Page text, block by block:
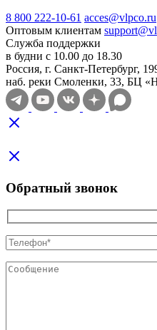
8 800 222-10-61 acces@vlpco.ru
Оптовым клиентам
Служба поддержки
в будни с 10.00 до 18.30
Россия, г. Санкт-Петербург,
наб. реки Смоленки, 33, БЦ
Обратный звонок